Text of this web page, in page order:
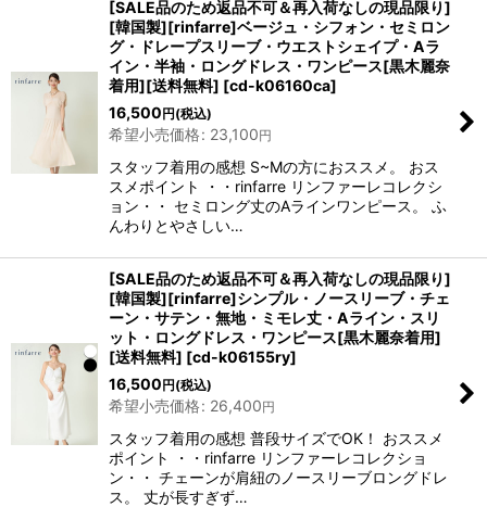
[SALE品のため返品不可＆再入荷なしの現品限り]
[韓国製][rinfarre]ベージュ・シフォン・セミロン
グ・ドレープスリーブ・ウエストシェイプ・Aラ
イン・半袖・ロングドレス・ワンピース[黒木麗奈
着用][送料無料] [cd-k06160ca]
16,500円(税込)
希望小売価格: 23,100円
スタッフ着用の感想 S~Mの方におススメ。 おス
スメポイント ・・rinfarre リンファーレコレクシ
ョン・・ セミロング丈のAラインワンピース。 ふ
んわりとやさしい…
[SALE品のため返品不可＆再入荷なしの現品限り]
[韓国製][rinfarre]シンプル・ノースリーブ・チェ
ーン・サテン・無地・ミモレ丈・Aライン・スリ
ット・ロングドレス・ワンピース[黒木麗奈着用]
[送料無料] [cd-k06155ry]
16,500円(税込)
希望小売価格: 26,400円
スタッフ着用の感想 普段サイズでOK！ おススメ
ポイント ・・rinfarre リンファーレコレクショ
ン・・ チェーンが肩紐のノースリーブロングドレ
ス。 丈が長すぎず…